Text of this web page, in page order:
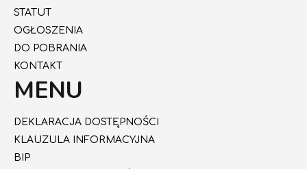
STATUT
OGŁOSZENIA
DO POBRANIA
KONTAKT
MENU
DEKLARACJA DOSTĘPNOŚCI
KLAUZULA INFORMACYJNA
BIP